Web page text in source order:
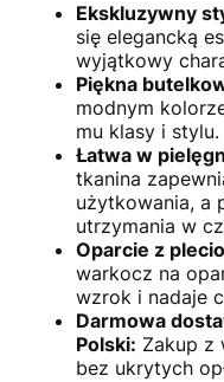
Ekskluzywny
się elegancką
wyjątkowy
Piękna
modnym
mu klasy i stylu.
Łatwa w
tkanina
użytkowania, a
utrzymania w
Oparcie z
warkocz na
wzrok i nadaje
Darmowa
Polski: Zakup z
bez ukrytych